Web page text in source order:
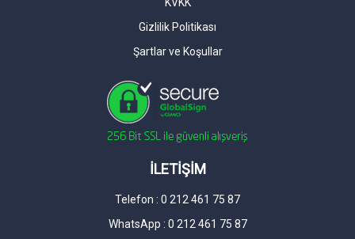
Gizlilik Politikası
Şartlar ve Koşullar
İLETİŞİM
Telefon : 0 212 461 75 87
WhatsApp : 0 212 461 75 87